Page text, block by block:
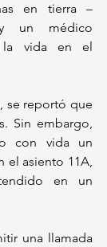
en tierra –
un médico
la vida en el
se reportó que
Sin embargo,
con vida un
el asiento 11A,
en un
una llamada